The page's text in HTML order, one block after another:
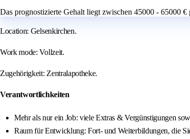
Das prognostizierte Gehalt liegt zwischen 45000 - 65000 €
Location: Gelsenkirchen.
Work mode: Vollzeit.
Zugehörigkeit: Zentralapotheke.
Verantwortlichkeiten
Mehr als nur ein Job: viele Extras & Vergünstigungen
Raum für Entwicklung: Fort- und Weiterbildungen, die